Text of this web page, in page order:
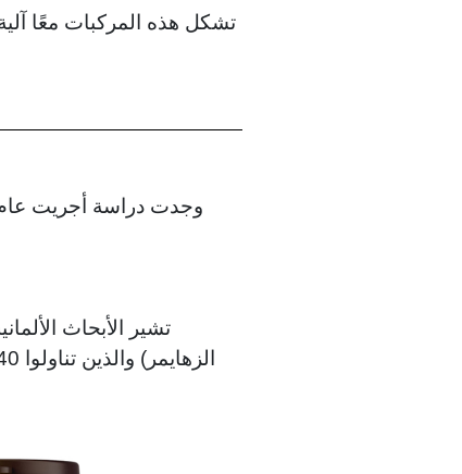
تشكل هذه المركبات معًا
تشير الأبحاث